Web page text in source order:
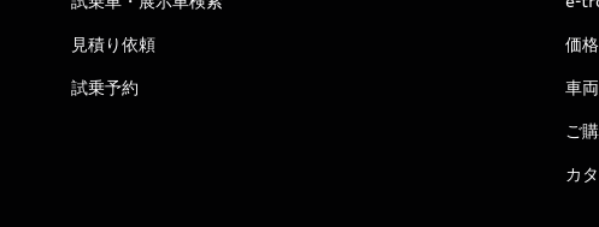
見積り依頼
試乗予約
価
車
ご
カ